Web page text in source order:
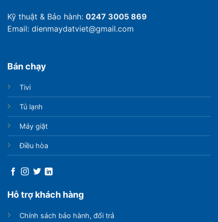
Kỹ thuật & Bảo hành: 0247 3005 869
Email: dienmaydatviet@gmail.com
Bán chạy
Tivi
Tủ lạnh
Máy giặt
Điều hòa
Hỗ trợ khách hàng
Chính sách bảo hành, đổi trả